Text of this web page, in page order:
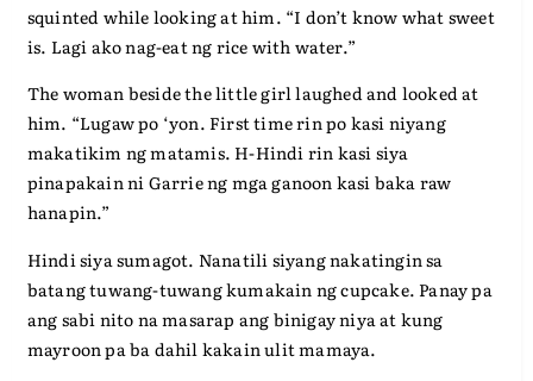
squinted while looking at him. “I don’t know what sweet
is. Lagi ako nag-eat ng rice with water.”
The woman beside the little girl laughed and looked at
him. “Lugaw po ‘yon. First time rin po kasi niyang
makatikim ng matamis. H-Hindi rin kasi siya
pinapakain ni Garrie ng mga ganoon kasi baka raw
hanapin.”
Hindi siya sumagot. Nanatili siyang nakatingin sa
batang tuwang-tuwang kumakain ng cupcake. Panay pa
ang sabi nito na masarap ang binigay niya at kung
mayroon pa ba dahil kakain ulit mamaya.